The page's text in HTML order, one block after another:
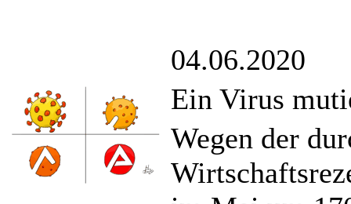
04.06.2020
Ein Virus
Wegen der